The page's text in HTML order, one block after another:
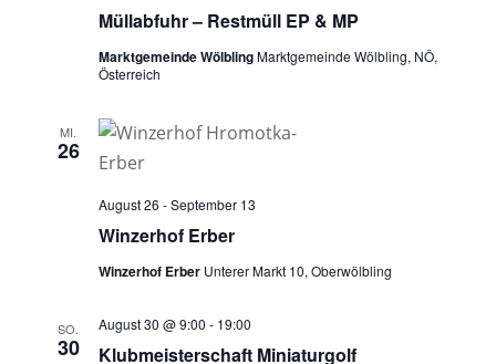
Müllabfuhr – Restmüll EP & MP
Marktgemeinde WölblingMarktgemeinde Wölbling, NÖ,
Österreich
MI.
26
Winzerhof Erber
August 26 -September 13
Winzerhof Erber Unterer Markt 10, Oberwölbling
SO.
30 Klubmeisterschaft Miniaturgolf
August 30 @ 9:00 - 19:00